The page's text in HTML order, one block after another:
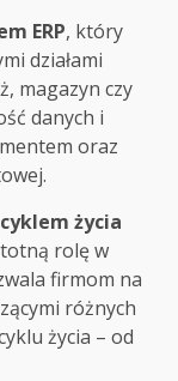
ERP, który
działami
magazyn czy
danych i
oraz
życia
rolę w
firmom na
różnych
życia – od